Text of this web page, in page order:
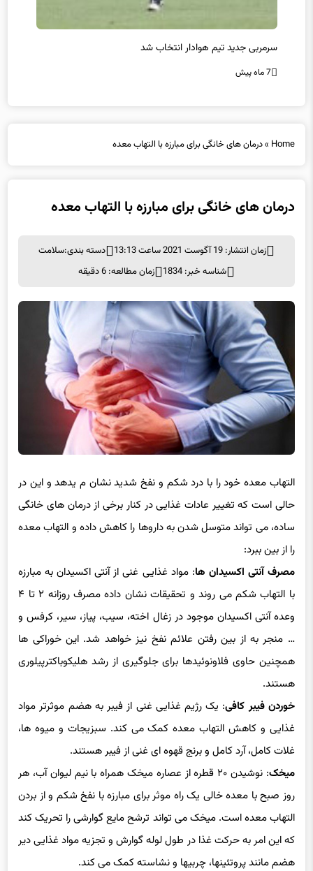
سرمربی جدید تیم هوادار انتخاب شد
زمان انتشار: 19 آگوست 2021 ساعت 13:13 دسته بندی:
التهاب معده خود را با درد شکم و نفخ شدید نشان م یدهد و این در
حالی است که تغییر عادات غذایی در کنار برخی از درمان های خانگی
ساده، می تواند متوسل شدن به داروها را کاهش داده و التهاب معده
را از بین ببرد:
مصرف آنتی اکسیدان ها : مواد غذایی غنی از آنتی اکسیدان به مبارزه
با التهاب شکم می روند و تحقیقات نشان داده مصرف روزانه ۲ تا ۴
وعده آنتی اکسیدان موجود در زغال اخته، سیب، پیاز، سیر، کرفس و
… منجر به از بین رفتن علائم نفخ نیز خواهد شد. این خوراکی ها
همچنین حاوی فلاونوئیدها برای جلوگیری از رشد هلیکوباکترپیلوری
هستند.
خوردن فیبر کافی : یک رژیم غذایی غنی از فیبر به هضم موثرتر مواد
غذایی و کاهش التهاب معده کمک می کند. سبزیجات و میوه ها،
غلات کامل، آرد کامل و برنج قهوه ای غنی از فیبر هستند.
میخک
: نوشیدن ۲۰ قطره از عصاره میخک همراه با نیم لیوان آب، هر
روز صبح با معده خالی یک راه موثر برای مبارزه با نفخ شکم و از بردن
التهاب معده است. میخک می تواند ترشح مایع گوارشی را تحریک کند
که این امر به حرکت غذا در طول لوله گوارش و تجزیه مواد غذایی دیر